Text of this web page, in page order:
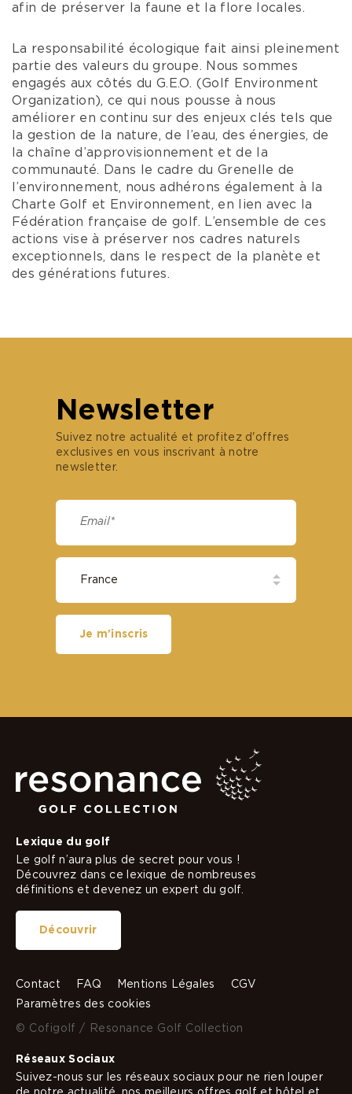
afin de préserver la faune et la flore locales.
La responsabilité écologique fait ainsi pleinement
partie des valeurs du groupe. Nous sommes
engagés aux côtés du G.E.O. (Golf Environment
Organization), ce qui nous pousse à nous
améliorer en continu sur des enjeux clés tels que
la gestion de la nature, de l’eau, des énergies, de
la chaîne d’approvisionnement et de la
communauté. Dans le cadre du Grenelle de
l’environnement, nous adhérons également à la
Charte Golf et Environnement, en lien avec la
Fédération française de golf. L’ensemble de ces
actions vise à préserver nos cadres naturels
exceptionnels, dans le respect de la planète et
des générations futures.
Lexique du golf
Le golf n’aura plus de secret pour vous !
Découvrez dans ce lexique de nombreuses
définitions et devenez un expert du golf.
Découvrir
Contact FAQ Mentions Légales
CGV
Paramètres des cookies
© Cofigolf / Resonance Golf Collection
Réseaux Sociaux
Suivez-nous sur les réseaux sociaux pour ne rien louper
Newsletter
Suivez notre actualité et profitez d'offres
exclusives en vous inscrivant à notre
newsletter.
Je m'inscris